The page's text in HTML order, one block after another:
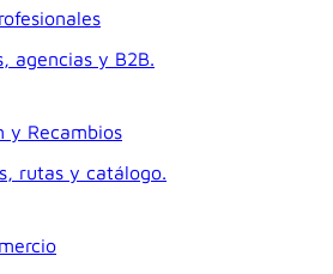
agencias y B2B.
y Recambios
rutas y catálogo.